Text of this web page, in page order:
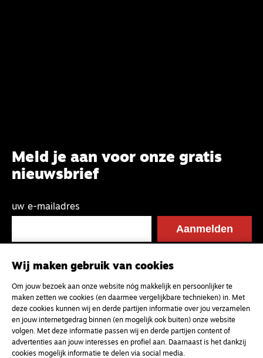
Meld je aan voor onze gratis
nieuwsbrief
uw e-mailadres
Wij maken gebruik van cookies
Om jouw bezoek aan onze website nóg makkelijk en persoonlijker te
maken zetten we cookies (en daarmee vergelijkbare technieken) in. Met
deze cookies kunnen wij en derde partijen informatie over jou verzamelen
en jouw internetgedrag binnen (en mogelijk ook buiten) onze website
volgen. Met deze informatie passen wij en derde partijen content of
advertenties aan jouw interesses en profiel aan. Daarnaast is het dankzij
cookies mogelijk informatie te delen via social media.